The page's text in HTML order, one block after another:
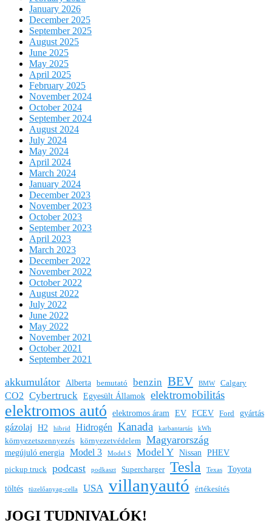
January 2026
December 2025
September 2025
August 2025
June 2025
May 2025
April 2025
February 2025
November 2024
October 2024
September 2024
August 2024
July 2024
May 2024
April 2024
March 2024
January 2024
December 2023
November 2023
October 2023
September 2023
April 2023
March 2023
December 2022
November 2022
October 2022
August 2022
July 2022
June 2022
May 2022
November 2021
October 2021
September 2021
akkumulátor Alberta bemutató benzin BEV BMW Calgary
CO2 Cybertruck Egyesült Államok elektromobilitás
elektromos autó elektromos áram EV FCEV Ford gyártás
gázolaj H2 hibrid Hidrogén Kanada karbantartás kWh
környezetszennyezés környezetvédelem Magyarország
megújuló energia Model 3 Model S Model Y Nissan PHEV
pickup truck podcast podkaszt Supercharger Tesla Texas
Toyota
töltés
tüzelőanyag-cella USA villanyautó értékesítés
JOGI TUDNIVALÓK!